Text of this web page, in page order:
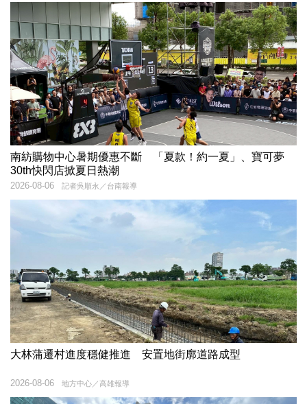
南紡購物中心暑期優惠不斷 「夏款！約一夏」、寶可夢
30th快閃店掀夏日熱潮
記者吳順永／台南報導
2026-08-06
大林蒲遷村進度穩健推進 安置地街廓道路成型
地方中心／高雄報導
2026-08-06